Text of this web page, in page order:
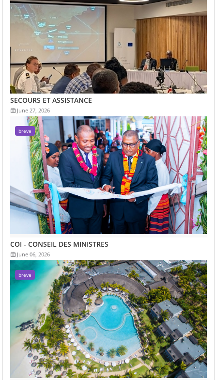
SECOURS ET ASSISTANCE
June 27, 2026
breve
COI - CONSEIL DES MINISTRES
June 06, 2026
breve